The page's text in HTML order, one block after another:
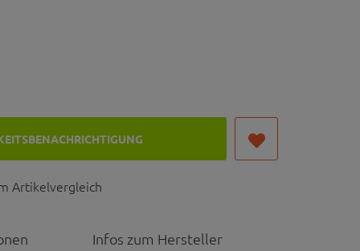
Artikelvergleich
Infos zum Hersteller